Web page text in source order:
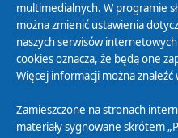
Polityka Prywatności
Zasady korzystania z Serwisu
Organizacje Pożytku
Cyfryzacja DAB+
Polityka ochrony danych
multimedialnych. W programie
można zmienić ustawienia
naszych serwisów
cookies oznacza, że będą one
Więcej informacji można znaleźć
Zamieszczone na stronach
materiały sygnowane skrótem